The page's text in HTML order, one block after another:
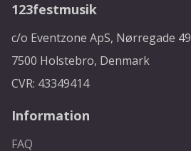
123festmusik
c/o Eventzone ApS, Nørregade 49
7500 Holstebro, Denmark
CVR: 43349414
Information
FAQ